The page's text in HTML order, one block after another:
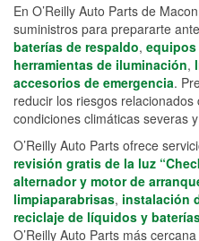
En O’Reilly Auto Parts de
suministros para prepararte
baterías de respaldo,
herramientas de iluminación,
accesorios de emergencia.
reducir los riesgos
condiciones climáticas severas
O’Reilly Auto Parts ofrece
revisión gratis de la luz
alternador y motor de
limpiaparabrisas, instalación
reciclaje de líquidos y
O’Reilly Auto Parts más